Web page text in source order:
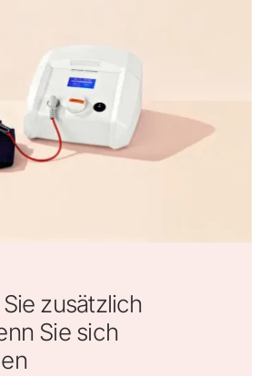
zusätzlich
Sie sich